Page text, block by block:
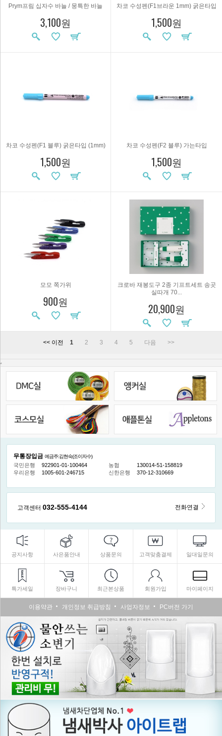
Prym프림 십자수 바늘 / 뭉특한 바늘
3,100원
차코 수성펜(F1브라운 1mm) 굵은타입
1,500원
차코 수성펜(F1 블루) 굵은타입 (1mm)
1,500원
차코 수성펜(F2 블루) 가는타입
1,500원
모모 쪽가위
900원
크로바 재봉도구 2종 기프트세트 송곳
실따개 70...
20,900원
<< 이전 1 2 3 4 5 다음 >>
무통장입금 예금주:김현숙(조이자수)
국민은행 922901-01-100464 농협
130014-51-158819
우리은행
1005-601-246715 신한은행 370-12-310669
고객센터032-555-4144 전화연결
공지사항 사은품안내 상품문의 고객맞춤결제 일대일문의
특가세일 장바구니 최근본상품 회원가입 마이페이지
이용약관 개인정보 취급방침 사업자정보 PC버전 가기